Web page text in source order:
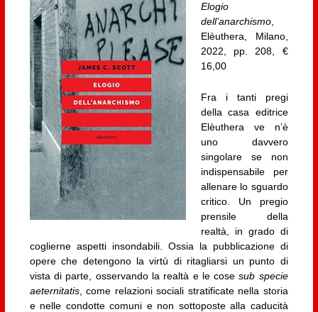
Elogio
dell’anarchismo,
Elèuthera, Milano,
2022, pp. 208, €
16,00
Fra i tanti pregi
della casa editrice
Elèuthera ve n’è
uno davvero
singolare se non
indispensabile per
allenare lo sguardo
critico. Un pregio
prensile della
realtà, in grado di
coglierne aspetti insondabili. Ossia la pubblicazione di
opere che detengono la virtù di ritagliarsi un punto di
vista di parte, osservando la realtà e le cosesub specie
aeternitatis, come relazioni sociali stratificate nella storia
e nelle condotte comuni e non sottoposte alla caducità